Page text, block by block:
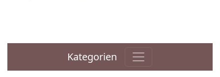
Kategorien